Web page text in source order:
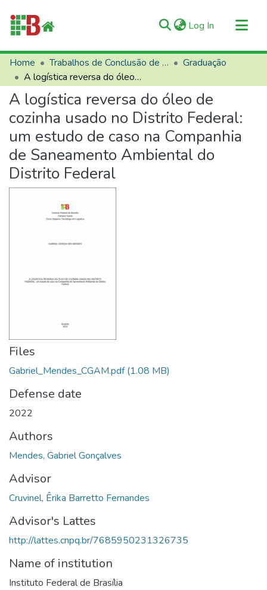
Log In (current)
Communities & Collections
All of RIIFB
Manuals and Terms
Statistics
About RIIFB
Help
Contacts
Home Trabalhos de Conclusão de Curso (TCCs)
Graduação
A logística reversa do óleo de cozinha usado no Distrito Federal: um estudo de caso na Companhia de Saneamento Ambiental do Distrito Federal
A logística reversa do óleo de
cozinha usado no Distrito Federal:
um estudo de caso na Companhia
de Saneamento Ambiental do
Distrito Federal
Files
Gabriel_Mendes_CGAM.pdf(1.08 MB)
Defense date
2022
Authors
Mendes, Gabriel Gonçalves
Advisor
Cruvinel, Êrika Barretto Fernandes
Advisor's Lattes
http://lattes.cnpq.br/7685950231326735
Name of institution
Instituto Federal de Brasília